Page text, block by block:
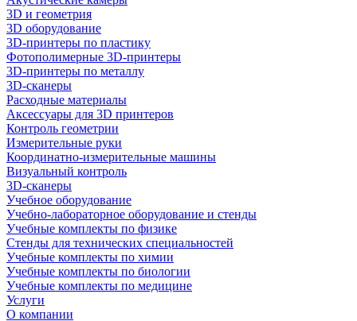
3D и геометрия
3D оборудование
3D-принтеры по пластику
Фотополимерные 3D-принтеры
3D-принтеры по металлу
3D-сканеры
Расходные материалы
Аксессуары для 3D принтеров
Контроль геометрии
Измерительные руки
Координатно-измерительные машины
Визуальный контроль
3D-сканеры
Учебное оборудование
Учебно-лабораторное оборудование и стенды
Учебные комплекты по физике
Стенды для технических специальностей
Учебные комплекты по химии
Учебные комплекты по биологии
Учебные комплекты по медицине
Услуги
О компании